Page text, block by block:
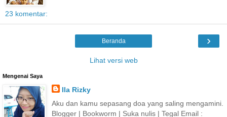
23 komentar:
›
Beranda
Lihat versi web
Mengenai Saya
Ila Rizky
Aku dan kamu sepasang doa yang saling mengamini.
Blogger | Bookworm | Suka nulis | Tegal Email :